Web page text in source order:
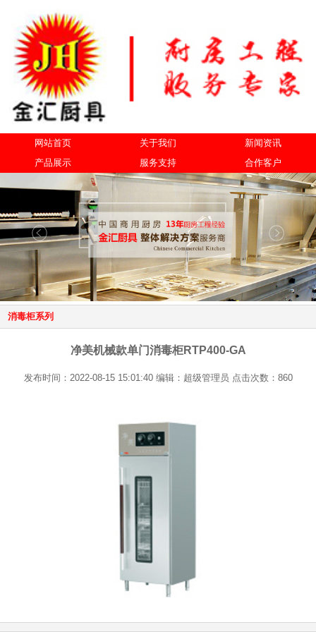
网站首页 关于我们
新闻资讯
产品展示
服务支持 合作客户
消毒柜系列
净美机械款单门消毒柜RTP400-GA
发布时间：2022-08-15 15:01:40 编辑：超级管理员 点击次数：860